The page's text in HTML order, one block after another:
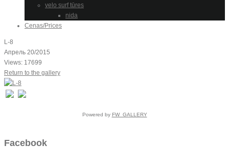
velo surf tūres
nida
Cenas/Prices
L-8
Апрель 20/2015
Views: 17699
Return to the gallery
Powered by FW_GALLERY
Facebook